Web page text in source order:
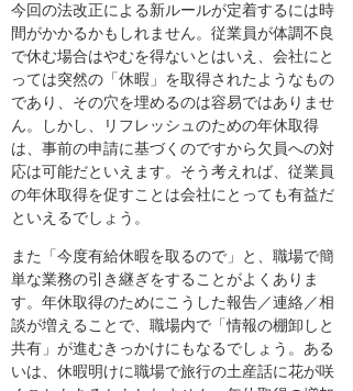
今回の法改正による新ルールが定着するには時
間がかかるかもしれません。従業員が体調不良
で休む場合はやむを得ないとはいえ、会社にと
っては突然の「休暇」を取得されたようなもの
であり、その穴を埋めるのは容易ではありませ
ん。しかし、リフレッシュのための年休取得
は、事前の申請に基づくのですから欠員への対
応は可能だといえます。そう考えれば、従業員
の年休取得を促すことは会社にとっても有益だ
といえるでしょう。
また「今度有給休暇を取るので」と、職場で簡
単な業務の引き継ぎをすることがよくありま
す。年休取得のためにこうした報告／連絡／相
談が増えることで、職場内で「情報の棚卸しと
共有」が進むきっかけにもなるでしょう。ある
いは、休暇明けに職場で旅行の土産話に花が咲